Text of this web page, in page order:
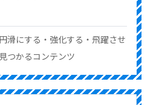
滑にする・強化する・飛躍させ
つかるコンテンツ